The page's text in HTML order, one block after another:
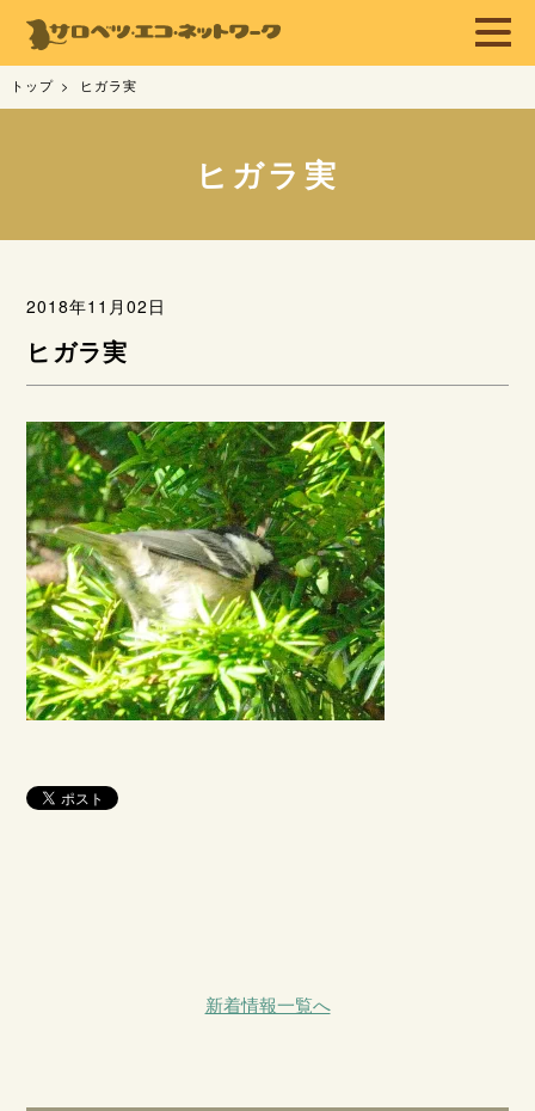
トップ ヒガラ実
ヒガラ実
2018年11月02日
ヒガラ実
新着情報一覧へ